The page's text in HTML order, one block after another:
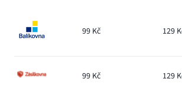
99 Kč 129
99 Kč 129